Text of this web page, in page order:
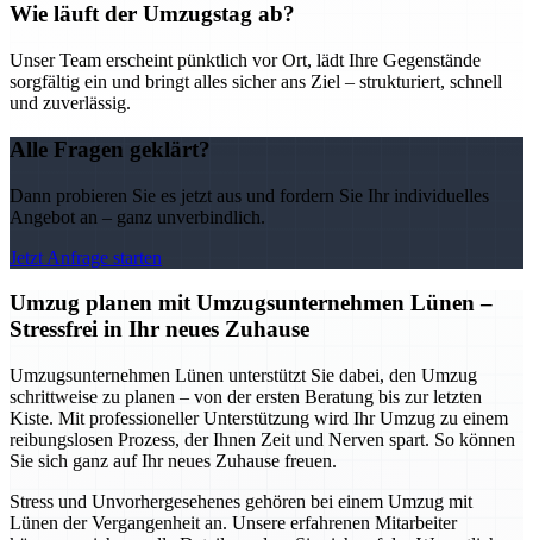
Wie läuft der Umzugstag ab?
Unser Team erscheint pünktlich vor Ort, lädt Ihre Gegenstände
sorgfältig ein und bringt alles sicher ans Ziel – strukturiert, schnell
und zuverlässig.
Alle Fragen geklärt?
Dann probieren Sie es jetzt aus und fordern Sie Ihr individuelles
Angebot an – ganz unverbindlich.
Jetzt Anfrage starten
Umzug planen mit Umzugsunternehmen Lünen –
Stressfrei in Ihr neues Zuhause
Umzugsunternehmen Lünen unterstützt Sie dabei, den Umzug
schrittweise zu planen – von der ersten Beratung bis zur letzten
Kiste. Mit professioneller Unterstützung wird Ihr Umzug zu einem
reibungslosen Prozess, der Ihnen Zeit und Nerven spart. So können
Sie sich ganz auf Ihr neues Zuhause freuen.
Stress und Unvorhergesehenes gehören bei einem Umzug mit
Lünen der Vergangenheit an. Unsere erfahrenen Mitarbeiter